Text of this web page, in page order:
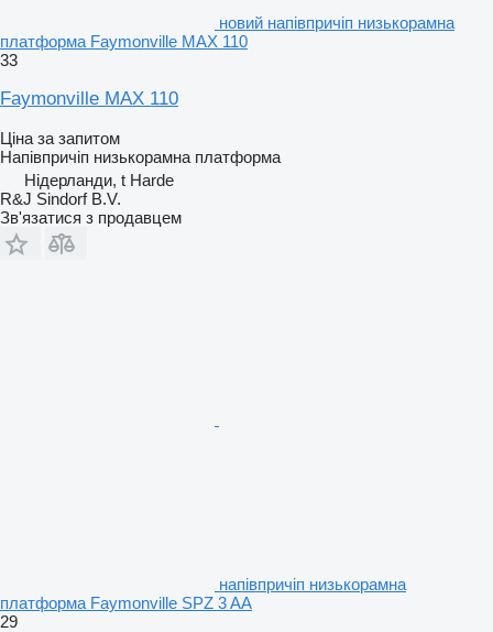
новий напівпричіп низькорамна
платформа Faymonville MAX 110
33
Faymonville MAX 110
Ціна за запитом
Напівпричіп низькорамна платформа
Нідерланди, t Harde
R&J Sindorf B.V.
Зв'язатися з продавцем
напівпричіп низькорамна
платформа Faymonville SPZ 3 AA
29